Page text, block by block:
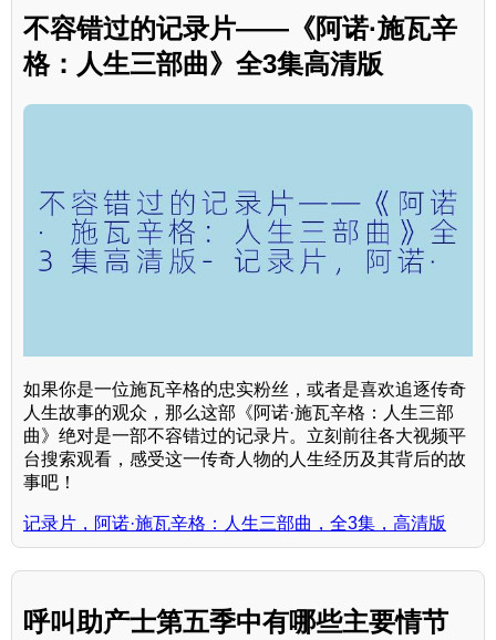
不容错过的记录片——《阿诺·施瓦辛
格：人生三部曲》全3集高清版
如果你是一位施瓦辛格的忠实粉丝，或者是喜欢追逐传奇
人生故事的观众，那么这部《阿诺·施瓦辛格：人生三部
曲》绝对是一部不容错过的记录片。立刻前往各大视频平
台搜索观看，感受这一传奇人物的人生经历及其背后的故
事吧！
记录片，阿诺·施瓦辛格：人生三部曲，全3集，高清版
呼叫助产士第五季中有哪些主要情节